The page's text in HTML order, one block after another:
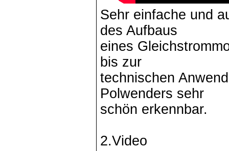
Sehr einfache und
des Aufbaus
eines
bis zur
technischen
Polwenders sehr
schön erkennbar.
2.Video